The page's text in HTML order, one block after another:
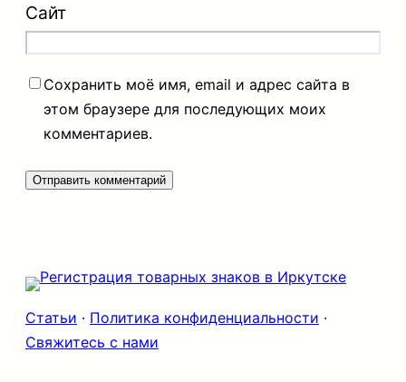
Сайт
Сохранить моё имя, email и адрес сайта в
этом браузере для последующих моих
комментариев.
Статьи · Политика конфиденциальности ·
Свяжитесь с нами